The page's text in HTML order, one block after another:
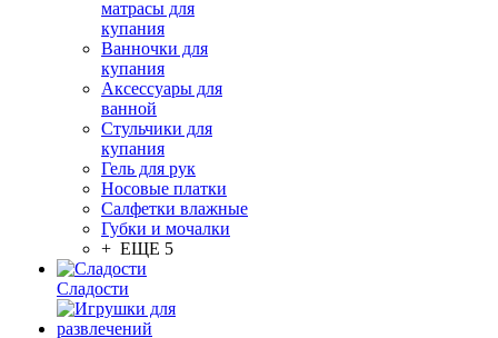
матрасы для
купания
Ванночки для
купания
Аксессуары для
ванной
Стульчики для
купания
Гель для рук
Носовые платки
Салфетки влажные
Губки и мочалки
+ ЕЩЕ 5
Сладости